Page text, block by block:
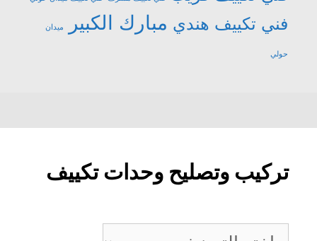
فني تكييف هندي مبارك الكبير ميدان
حولي
تركيب وتصليح وحدات تكييف
تركيب